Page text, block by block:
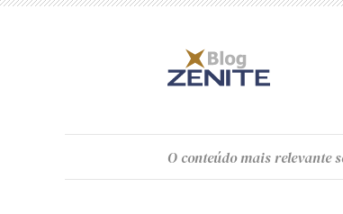
O conteúdomais relevante